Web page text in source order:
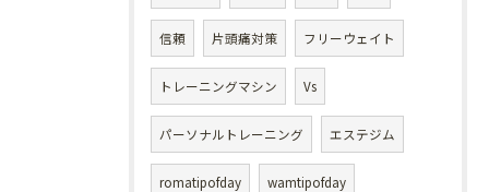
信頼 片頭痛対策 フリーウェイト
トレーニングマシン Vs
パーソナルトレーニング エステジム
romatipofday wamtipofday